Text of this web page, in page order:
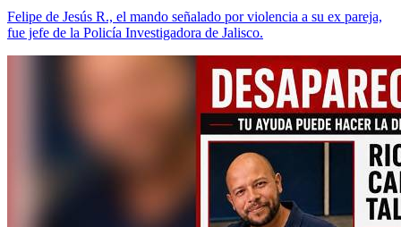
Felipe de Jesús R., el mando señalado por violencia a su ex pareja,
fue jefe de la Policía Investigadora de Jalisco.